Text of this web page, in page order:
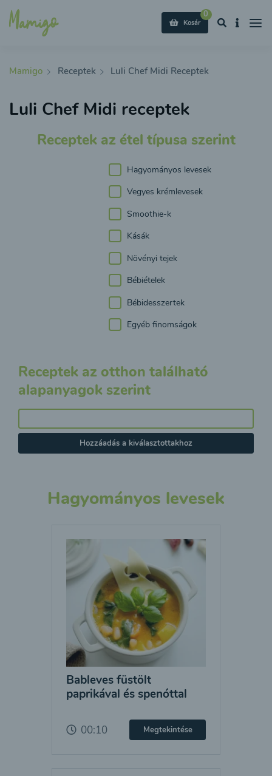
0
Kosár
Mamigo Receptek Luli Chef Midi Receptek
Luli Chef Midi receptek
Receptek az étel típusa szerint
Hagyományos levesek
Vegyes krémlevesek
Smoothie-k
Kásák
Növényi tejek
Bébiételek
Bébidesszertek
Egyéb finomságok
Receptek az otthon található
alapanyagok szerint
Hozzáadás a kiválasztottakhoz
Hagyományos levesek
Bableves füstölt
paprikával és spenóttal
00:10 Megtekintése